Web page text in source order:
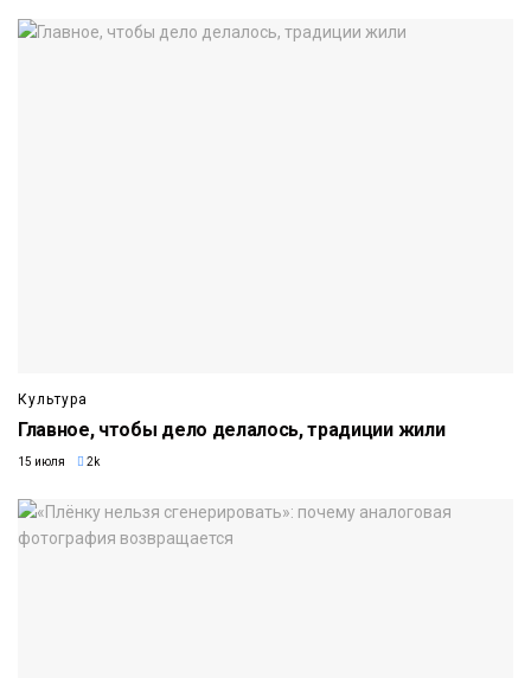
Культура
Главное, чтобы дело делалось, традиции жили
15 июля 2k